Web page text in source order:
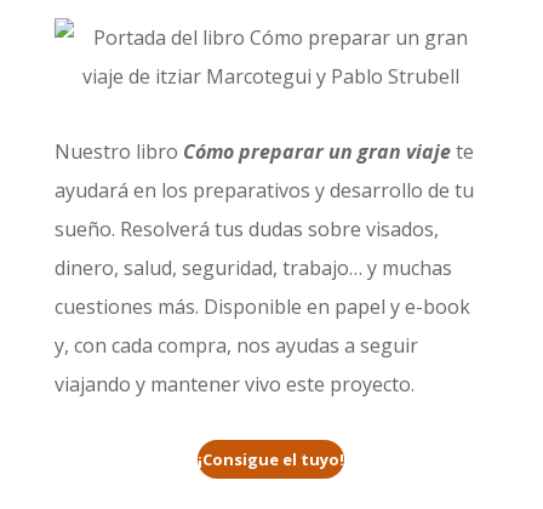
Nuestro libro Cómo preparar un gran viajete
ayudará en los preparativos y desarrollo de tu
sueño. Resolverá tus dudas sobre visados,
dinero, salud, seguridad, trabajo… y muchas
cuestiones más. Disponible en papel y e-book
y, con cada compra, nos ayudas a seguir
viajando y mantener vivo este proyecto.
¡Consigue el tuyo!